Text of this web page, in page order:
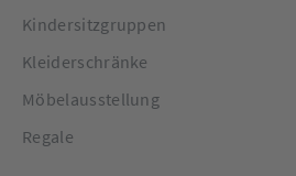
Kindersitzgruppen
Kleiderschränke
Möbelausstellung
Regale